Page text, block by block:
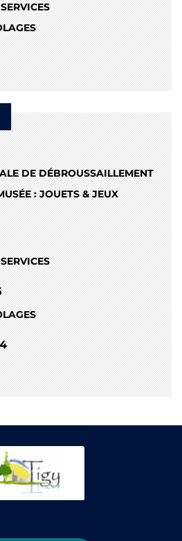
DE DÉBROUSSAILLEMENT
: JOUETS & JEUX